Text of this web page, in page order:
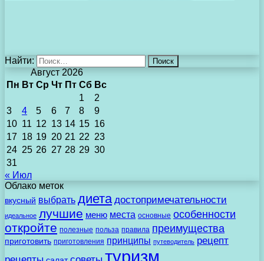
Найти:
Август 2026
Пн Вт Ср Чт Пт Сб Вс
1
2
3
4 5 6 7 8
9
10 11 12 13 14 15 16
17 18 19 20 21 22 23
24 25 26 27 28 29 30
31
« Июл
Облако меток
вкусный выбрать диета достопримечательности
идеальное лучшие меню места основные особенности
откройте полезные польза правила преимущества
приготовить приготовления принципы путеводитель рецепт
туризм